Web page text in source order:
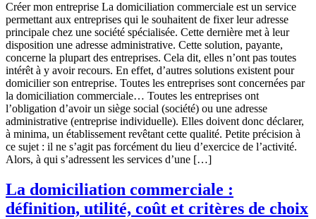
Créer mon entreprise La domiciliation commerciale est un service
permettant aux entreprises qui le souhaitent de fixer leur adresse
principale chez une société spécialisée. Cette dernière met à leur
disposition une adresse administrative. Cette solution, payante,
concerne la plupart des entreprises. Cela dit, elles n’ont pas toutes
intérêt à y avoir recours. En effet, d’autres solutions existent pour
domicilier son entreprise. Toutes les entreprises sont concernées par
la domiciliation commerciale… Toutes les entreprises ont
l’obligation d’avoir un siège social (société) ou une adresse
administrative (entreprise individuelle). Elles doivent donc déclarer,
à minima, un établissement revêtant cette qualité. Petite précision à
ce sujet : il ne s’agit pas forcément du lieu d’exercice de l’activité.
Alors, à qui s’adressent les services d’une […]
La domiciliation commerciale :
définition, utilité, coût et critères de choix